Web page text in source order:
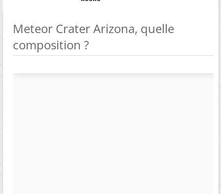
Meteor Crater Arizona, quelle
composition ?